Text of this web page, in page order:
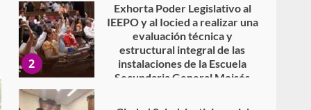
2
Exhorta Poder Legislativo al
IEEPO y al Iocied a realizar una
evaluación técnica y
estructural integral de las
instalaciones de la Escuela
Secundaria General Moisés